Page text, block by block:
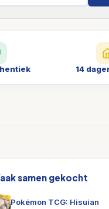
14
samen gekocht
Pokémon TCG: Hisuian